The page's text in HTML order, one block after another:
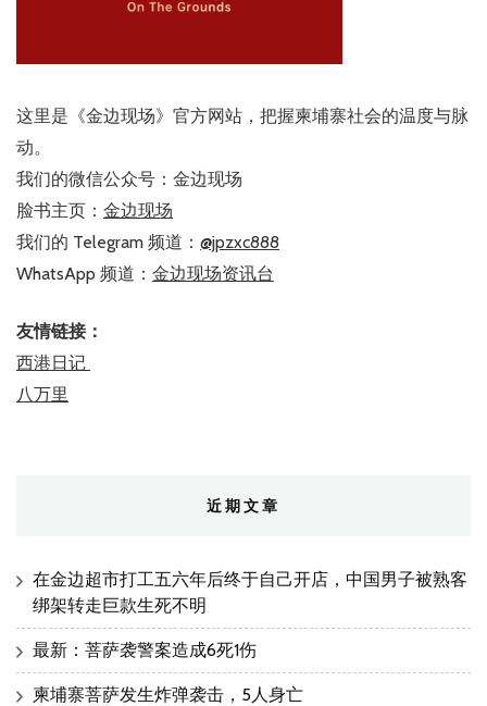
这里是《金边现场》官方网站，把握柬埔寨社会的温度与脉
动。
我们的微信公众号：金边现场
脸书主页： 金边现场
我们的 Telegram 频道： @jpzxc888
WhatsApp 频道： 金边现场资讯台
友情链接：
西港日记
八万里
近期文章
在金边超市打工五六年后终于自己开店，中国男子被熟客
绑架转走巨款生死不明
最新：菩萨袭警案造成6死1伤
柬埔寨菩萨发生炸弹袭击，5人身亡